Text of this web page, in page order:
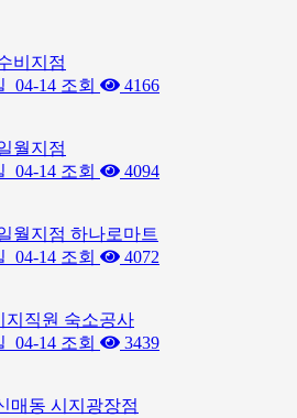
비지점
04-14 조회
4166
월지점
04-14 조회
4094
월지점 하나로마트
04-14 조회
4072
지직원 숙소공사
04-14 조회
3439
매동 시지광장점